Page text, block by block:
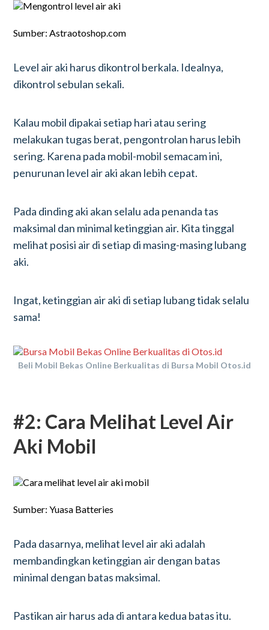
Sumber: Astraotoshop.com
Level air aki harus dikontrol berkala. Idealnya,
dikontrol sebulan sekali.
Kalau mobil dipakai setiap hari atau sering
melakukan tugas berat, pengontrolan harus lebih
sering. Karena pada mobil-mobil semacam ini,
penurunan level air aki akan lebih cepat.
Pada dinding aki akan selalu ada penanda tas
maksimal dan minimal ketinggian air. Kita tinggal
melihat posisi air di setiap di masing-masing lubang
aki.
Ingat, ketinggian air aki di setiap lubang tidak selalu
sama!
Beli Mobil Bekas Online Berkualitas di Bursa Mobil Otos.id
#2: Cara Melihat Level Air
Aki Mobil
Sumber: Yuasa Batteries
Pada dasarnya, melihat level air aki adalah
membandingkan ketinggian air dengan batas
minimal dengan batas maksimal.
Pastikan air harus ada di antara kedua batas itu.